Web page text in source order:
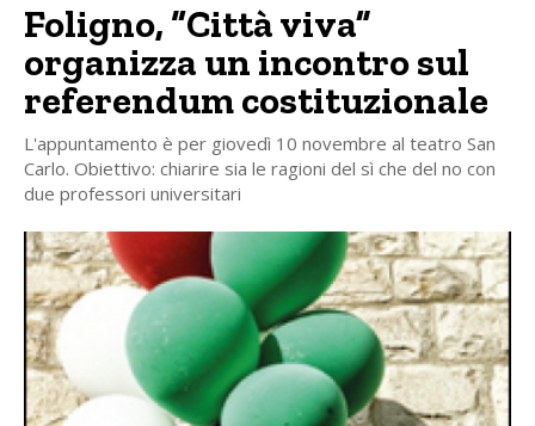
Foligno, “Città viva”
organizza un incontro sul
referendum costituzionale
L'appuntamento è per giovedì 10 novembre al teatro San
Carlo. Obiettivo: chiarire sia le ragioni del sì che del no con
due professori universitari